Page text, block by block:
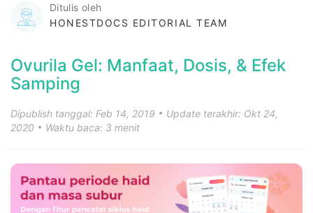
Ditulis oleh
HONESTDOCS EDITORIAL TEAM
Ovurila Gel: Manfaat, Dosis, & Efek
Samping
Dipublish tanggal: Feb 14, 2019
Update terakhir: Okt 24,
2020
Waktu baca: 3 menit